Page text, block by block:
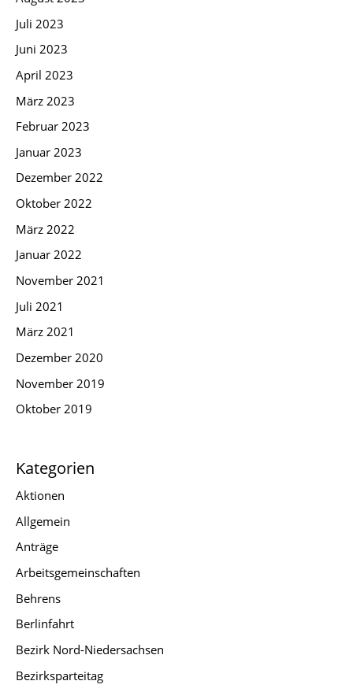
Juli 2023
Juni 2023
April 2023
März 2023
Februar 2023
Januar 2023
Dezember 2022
Oktober 2022
März 2022
Januar 2022
November 2021
Juli 2021
März 2021
Dezember 2020
November 2019
Oktober 2019
Kategorien
Aktionen
Allgemein
Anträge
Arbeitsgemeinschaften
Behrens
Berlinfahrt
Bezirk Nord-Niedersachsen
Bezirksparteitag